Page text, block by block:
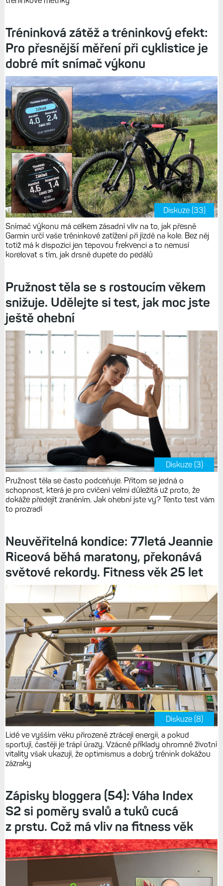
Tréninková zátěž a tréninkový efekt:
Pro přesnější měření při cyklistice je
dobré mít snímač výkonu
Diskuze (33)
Snímač výkonu má celkem zásadní vliv na to, jak přesně
Garmin určí vaše tréninkové zatížení při jízdě na kole. Bez něj
totiž má k dispozici jen tepovou frekvenci a to nemusí
korelovat s tím, jak drsně dupete do pedálů
Pružnost těla se s rostoucím věkem
snižuje. Udělejte si test, jak moc jste
ještě ohební
Diskuze (3)
Pružnost těla se často podceňuje. Přitom se jedná o
schopnost, která je pro cvičení velmi důležitá už proto, že
dokáže předejít zraněním. Jak ohební jste vy? Tento test vám
to prozradí
Neuvěřitelná kondice: 77letá Jeannie
Riceová běhá maratony, překonává
světové rekordy. Fitness věk 25 let
Diskuze (8)
Lidé ve vyšším věku přirozeně ztrácejí energii, a pokud
sportují, častěji je trápí úrazy. Vzácné příklady ohromné životní
vitality však ukazují, že optimismus a dobrý trénink dokážou
zázraky
Zápisky bloggera (54): Váha Index
S2 si poměry svalů a tuků cucá
z prstu. Což má vliv na fitness věk